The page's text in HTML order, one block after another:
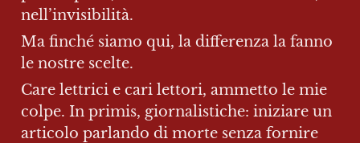
nell’invisibilità.
Ma finché siamo qui, la differenza la fanno
le nostre scelte.
Care lettrici e cari lettori, ammetto le mie
colpe. In primis, giornalistiche: iniziare un
articolo parlando di morte senza fornire